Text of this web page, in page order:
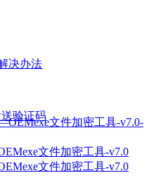
决办法
验证码
文件加密工具-v7.0
文件加密工具-v7.0